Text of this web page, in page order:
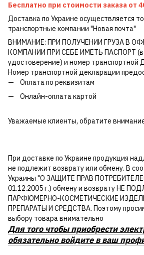
Бесплатно при стоимости заказа от
Доставка по Украине осуществляется
транспортные компании "Новая почта"
ВНИМАНИЕ: ПРИ ПОЛУЧЕНИИ ГРУЗА В
КОМПАНИИ ПРИ СЕБЕ ИМЕТЬ ПАСПОРТ
удостоверение) и номер
Номер транспортной декларации
Оплата по реквизитам
Онлайн-оплата картой
Уважаемые клиенты, обратите
При доставке по Украине продукция
не подлежит возврату или обмену. В
Украины "О ЗАЩИТЕ ПРАВ
01.12.2005 г.) обмену и возврату НЕ
ПАРФЮМЕРНО-КОСМЕТИЧЕСКИЕ
ПРЕПАРАТЫ И СРЕДСТВА. Поэтому
выбору товара внимательно
Для того чтобы приобрести
обязательно войдите в ваш